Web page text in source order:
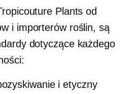
Plants od
i importerów roślin, są
dotyczące każdego
i etyczny